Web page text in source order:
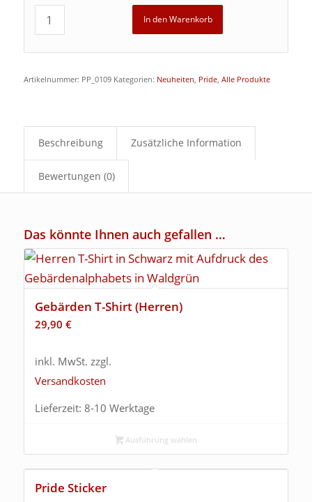
In den Warenkorb
Artikelnummer: PP_0109 Kategorien: Neuheiten Pride, Alle Produkte
Beschreibung Zusätzliche Information
Bewertungen (0)
Das könnte Ihnen auch gefallen …
Gebärden T-Shirt (Herren)
29,90 €
inkl. MwSt. zzgl.
Versandkosten
Lieferzeit: 8-10 Werktage
Ausführung wählen
Pride Sticker